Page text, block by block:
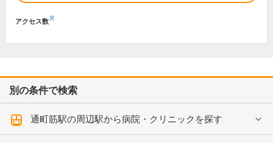
アクセス数※
別の条件で検索
通町筋駅の周辺駅から病院・クリニックを探す